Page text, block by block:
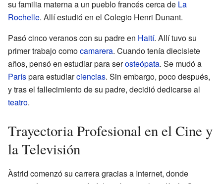
su familia materna a un pueblo francés cerca de La
Rochelle. Allí estudió en el Colegio Henri Dunant.
Pasó cinco veranos con su padre en Haití. Allí tuvo su
primer trabajo comocamarera. Cuando tenía diecisiete
años, pensó en estudiar para serosteópata. Se mudó a
Paríspara estudiarciencias. Sin embargo, poco después,
y tras el fallecimiento de su padre, decidió dedicarse al
teatro.
Trayectoria Profesional en el Cine y
la Televisión
Àstrid comenzó su carrera gracias a Internet, donde